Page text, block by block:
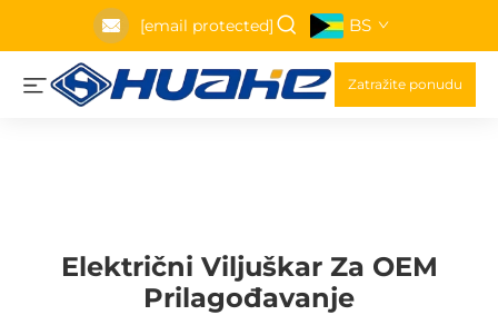
[email protected] BS
Zatražite ponudu
Električni Viljuškar Za OEM
Prilagođavanje